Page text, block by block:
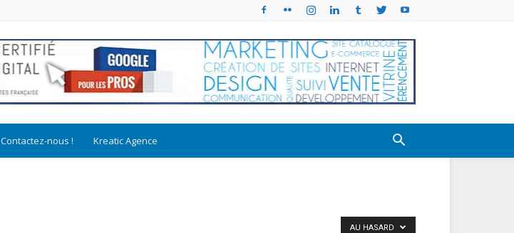
Contactez-nous ! Kreatic Agence
AU HASARD